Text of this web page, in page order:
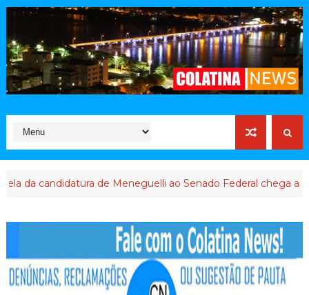
candidatura de Meneguelli ao Senado Federal chega ao final